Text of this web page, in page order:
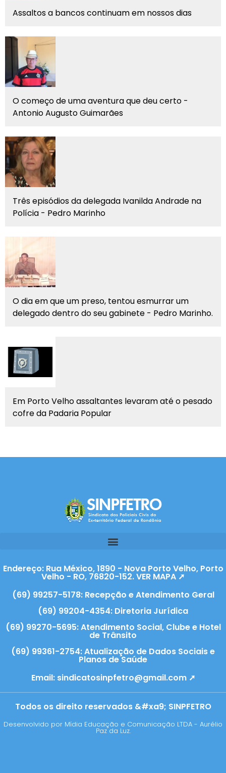
Assaltos a bancos continuam em nossos dias
O começo de uma aventura que deu certo -
Antonio Augusto Guimarães
Três episódios da delegada Ivanilda Andrade na
Polícia - Pedro Marinho
O dia em que um preso, tentou esmurrar um
delegado dentro do seu gabinete - Pedro Marinho.
Em Porto Velho assaltantes levaram até o pesado
cofre da Padaria Popular
Endereço: Rua México, 1890 - Nova Porto Velho, Porto
Velho - RO, 76820-152. VER MAPA ➚
(69) 99257-5178: Recepção e Atendimento Geral
(69) 99204-4354: Diretoria Jurídica
(69) 99270-5695: Atendimento Social, Clube e Hotel
de Trânsito
(69) 99361-2754: Atualização de Dados Sociais e
Planos de Saúde
Email: sindicatosinpfetro@gmail.com ➚
Todos os direito reservados &#xa9; SINPFETRO
Desenvolvido por Mídia Educação e Comunicação LTDA - Aurélio
Paz da Luz.